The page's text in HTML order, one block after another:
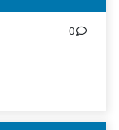
0